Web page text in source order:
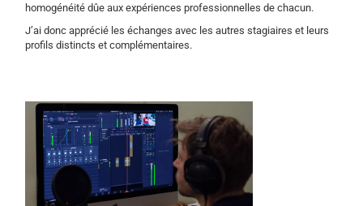
homogénéité dûe aux expériences professionnelles de chacun.
J’ai donc apprécié les échanges avec les autres stagiaires et leurs
profils distincts et complémentaires.